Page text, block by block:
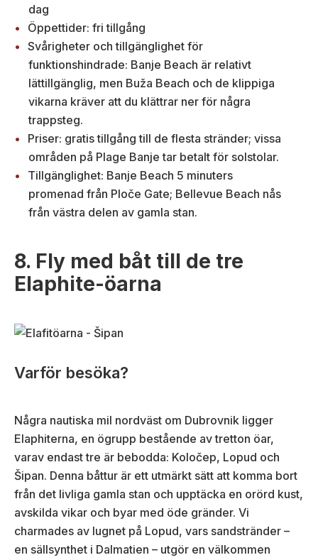
dag
Öppettider: fri tillgång
Svårigheter och tillgänglighet för
funktionshindrade: Banje Beach är relativt
lättillgänglig, men Buža Beach och de klippiga
vikarna kräver att du klättrar ner för några
trappsteg.
Priser: gratis tillgång till de flesta stränder; vissa
områden på Plage Banje tar betalt för solstolar.
Tillgänglighet: Banje Beach 5 minuters
promenad från Ploče Gate; Bellevue Beach nås
från västra delen av gamla stan.
8. Fly med båt till de tre
Elaphite-öarna
Varför besöka?
Några nautiska mil nordväst om Dubrovnik ligger
Elaphiterna, en ögrupp bestående av tretton öar,
varav endast tre är bebodda: Koločep, Lopud och
Šipan. Denna båttur är ett utmärkt sätt att komma bort
från det livliga gamla stan och upptäcka en orörd kust,
avskilda vikar och byar med öde gränder. Vi
charmades av lugnet på Lopud, vars sandstränder –
en sällsynthet i Dalmatien – utgör en välkommen